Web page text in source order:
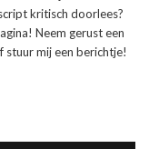
kritisch doorlees?
Neem gerust een
stuur mij een berichtje!